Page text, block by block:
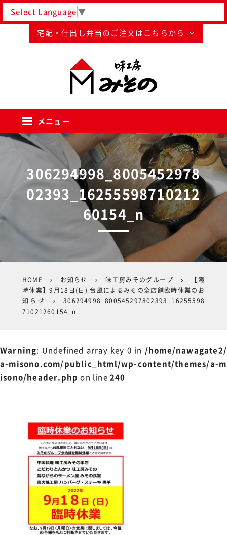
Select Language▼
宅配・仕出し弁当のご注文はこちらから
メニュー
306294998_8005452978
02393_16255598710212
60154_n
HOME お知らせ 味工房みそのグループ
【臨
時休業】9月18日(日) 台風によるみその全店舗臨時休業のお
知らせ
306294998_800545297802393_16255598
71021260154_n
Warning: Undefined array key 0 in /home/nawagate2/
a-misono.com/public_html/wp-content/themes/a-m
isono/header.php on line240